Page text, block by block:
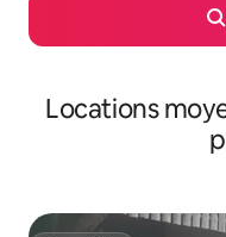
Locations